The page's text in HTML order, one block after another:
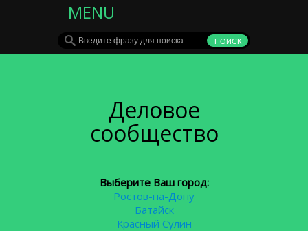
MENU
Деловое
сообщество
Выберите Ваш город:
Ростов-на-Дону
Батайск
Красный Сулин